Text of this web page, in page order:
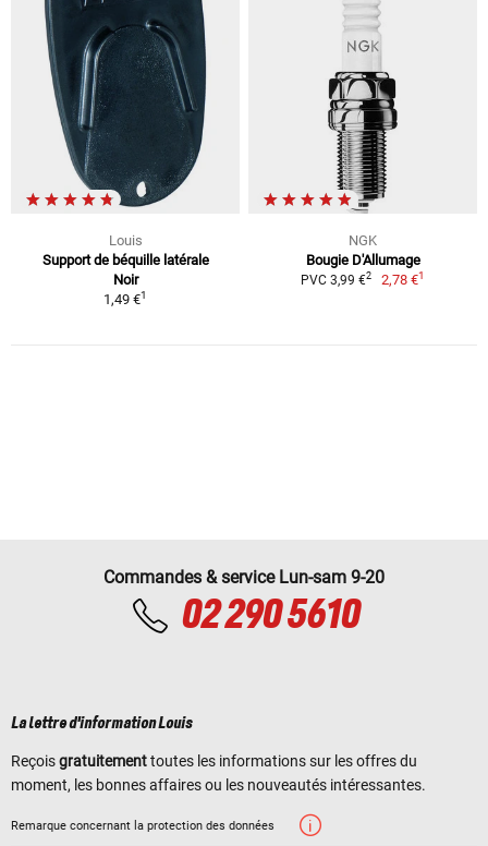
Louis
Support de béquille latérale
Noir
1,49 €1
NGK
Bougie D'Allumage
PVC 3,99 €2 2,78 €1
Commandes & service Lun-sam 9-20
02 290 5610
La lettre d'information Louis
Reçoisgratuitementtoutes les informations sur les offres du
moment, les bonnes affaires ou les nouveautés intéressantes.
Remarque concernant la protection des données